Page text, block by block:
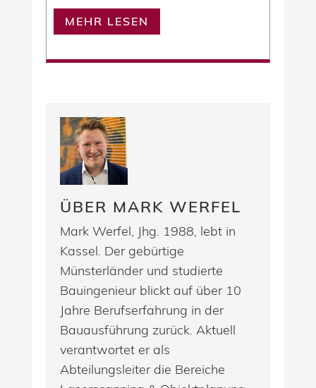
MEHR LESEN
ÜBER MARK WERFEL
Mark Werfel, Jhg. 1988, lebt in
Kassel. Der gebürtige
Münsterländer und studierte
Bauingenieur blickt auf über 10
Jahre Berufserfahrung in der
Bauausführung zurück. Aktuell
verantwortet er als
Abteilungsleiter die Bereiche